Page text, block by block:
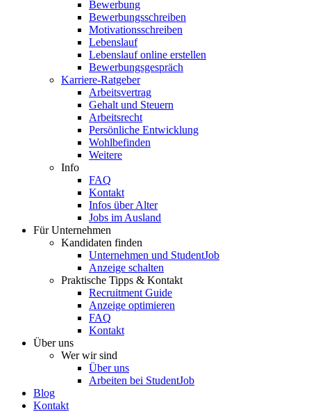
Bewerbung
Bewerbungsschreiben
Motivationsschreiben
Lebenslauf
Lebenslauf online erstellen
Bewerbungsgespräch
Karriere-Ratgeber
Arbeitsvertrag
Gehalt und Steuern
Arbeitsrecht
Persönliche Entwicklung
Wohlbefinden
Weitere
Info
FAQ
Kontakt
Infos über Alter
Jobs im Ausland
Für Unternehmen
Kandidaten finden
Unternehmen und StudentJob
Anzeige schalten
Praktische Tipps & Kontakt
Recruitment Guide
Anzeige optimieren
FAQ
Kontakt
Über uns
Wer wir sind
Über uns
Arbeiten bei StudentJob
Blog
Kontakt